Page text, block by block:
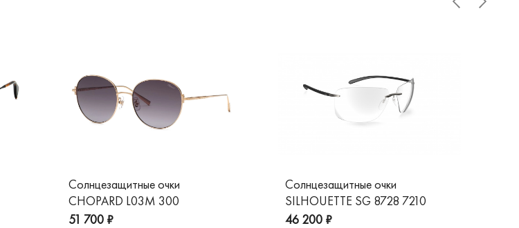
Солнцезащитные очки
CHOPARD L03M 300
51 700 ₽
Солнцезащитные очки
SILHOUETTE SG 8728 7210
46 200 ₽